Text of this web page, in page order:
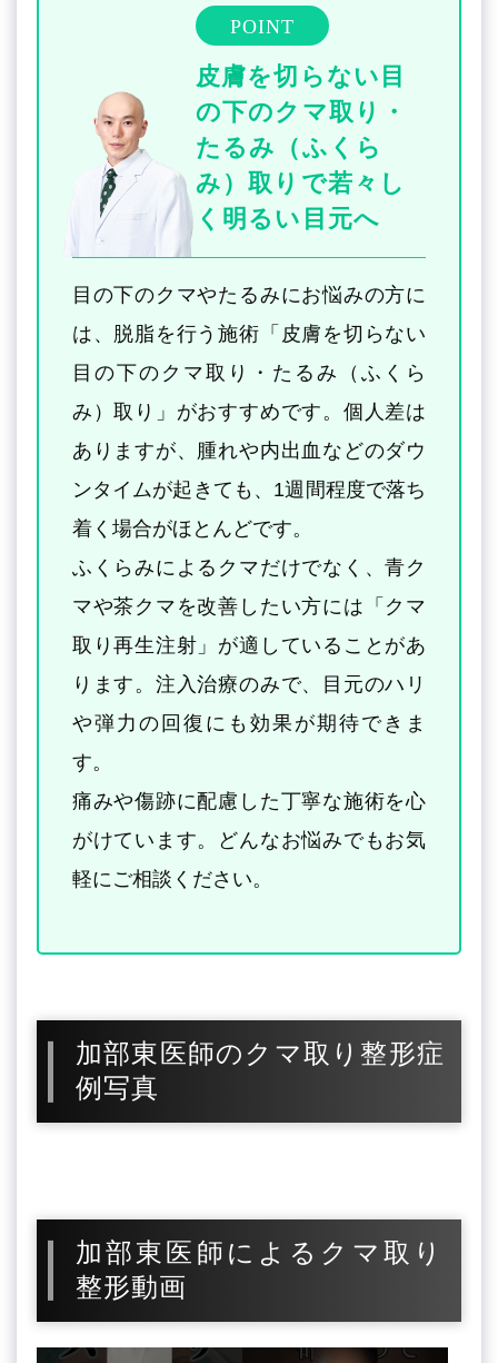
POINT
皮膚を切らない目
の下のクマ取り・
たるみ（ふくら
み）取りで若々し
く明るい目元へ
目の下のクマやたるみにお悩みの方に
は、脱脂を行う施術「皮膚を切らない
目の下のクマ取り・たるみ（ふくら
み）取り」がおすすめです。個人差は
ありますが、腫れや内出血などのダウ
ンタイムが起きても、1週間程度で落ち
着く場合がほとんどです。
ふくらみによるクマだけでなく、青ク
マや茶クマを改善したい方には「クマ
取り再生注射」が適していることがあ
ります。注入治療のみで、目元のハリ
や弾力の回復にも効果が期待できま
す。
痛みや傷跡に配慮した丁寧な施術を心
がけています。どんなお悩みでもお気
軽にご相談ください。
加部東医師のクマ取り整形症
例写真
加部東医師によるクマ取り
整形動画